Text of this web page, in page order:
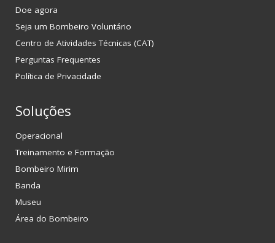
Doe agora
Seja um Bombeiro Voluntário
Centro de Atividades Técnicas (CAT)
Perguntas Frequentes
Política de Privacidade
Soluções
Operacional
Treinamento e Formação
Bombeiro Mirim
Banda
Museu
Área do Bombeiro